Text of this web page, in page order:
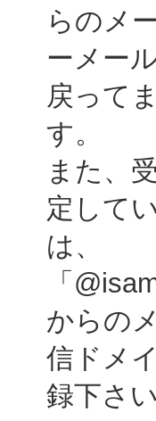
らのメ
ーメー
戻って
す。
また、
定して
は、
「
からの
信ドメ
録下さ